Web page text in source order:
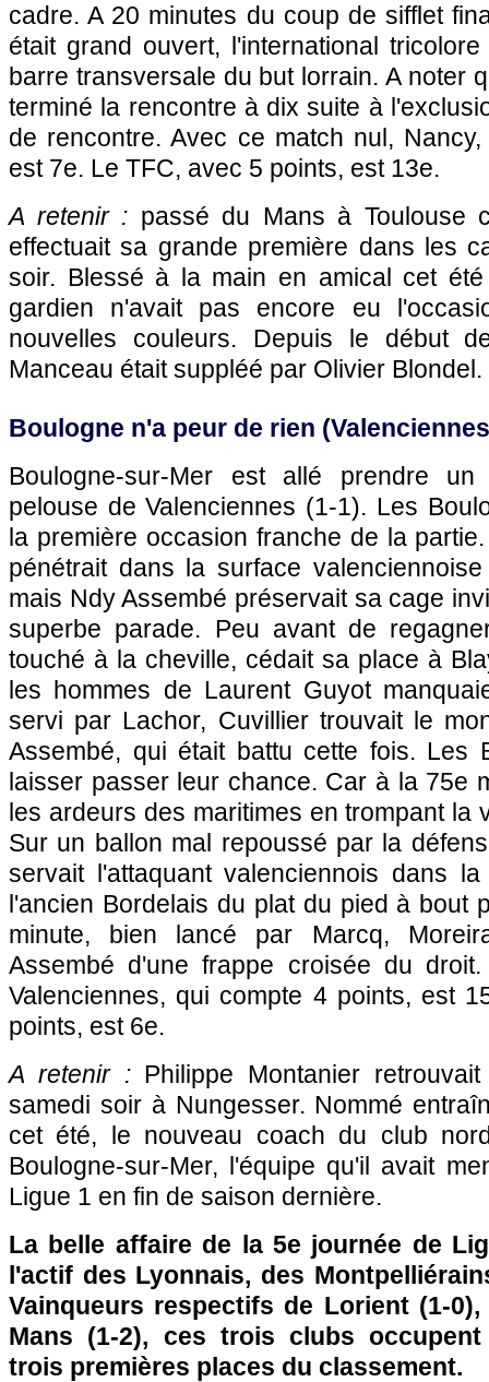
cadre. A 20 minutes du coup de sifflet
était grand ouvert, l'international
barre transversale du but lorrain. A noter
terminé la rencontre à dix suite à
de rencontre. Avec ce match nul,
est 7e. Le TFC, avec 5 points, est 13e.
A retenir : passé du Mans à Toulouse
effectuait sa grande première dans les
soir. Blessé à la main en amical cet
gardien n'avait pas encore eu
nouvelles couleurs. Depuis le début
Manceau était suppléé par Olivier Blondel.
Boulogne n'a peur de rien
Boulogne-sur-Mer est allé prendre
pelouse de Valenciennes (1-1). Les
la première occasion franche de la
pénétrait dans la surface
mais Ndy Assembé préservait sa cage
superbe parade. Peu avant de
touché à la cheville, cédait sa place à
les hommes de Laurent Guyot
servi par Lachor, Cuvillier trouvait le
Assembé, qui était battu cette fois. Les
laisser passer leur chance. Car à la 75e
les ardeurs des maritimes en trompant la
Sur un ballon mal repoussé par la
servait l'attaquant valenciennois dans
l'ancien Bordelais du plat du pied à bout
minute, bien lancé par Marcq,
Assembé d'une frappe croisée du
Valenciennes, qui compte 4 points, est
points, est 6e.
A retenir :Philippe Montanier
samedi soir à Nungesser. Nommé
cet été, le nouveau coach du club
Boulogne-sur-Mer, l'équipe qu'il avait
Ligue 1 en fin de saison dernière.
La belle affaire de la 5e journée de
l'actif des Lyonnais, des
Vainqueurs respectifs de Lorient (1-
Mans (1-2), ces trois clubs
trois premières places du classement.